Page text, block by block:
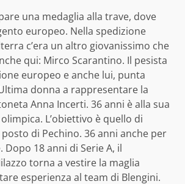
una medaglia alla trave, dove
europeo. Nella spedizione
c’era un altro giovanissimo che
qui: Mirco Scarantino. Il pesista
europeo e anche lui, punta
donna a rappresentare la
Anna Incerti. 36 anni è alla sua
L’obiettivo è quello di
di Pechino. 36 anni anche per
Dopo 18 anni di Serie A, il
torna a vestire la maglia
esperienza al team di Blengini.